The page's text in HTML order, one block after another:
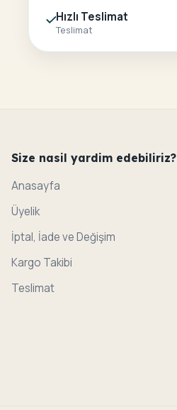
Hızlı Teslimat
Teslimat
Size nasil yardim edebiliriz?
Anasayfa
Üyelik
İptal, İade ve Değişim
Kargo Takibi
Teslimat